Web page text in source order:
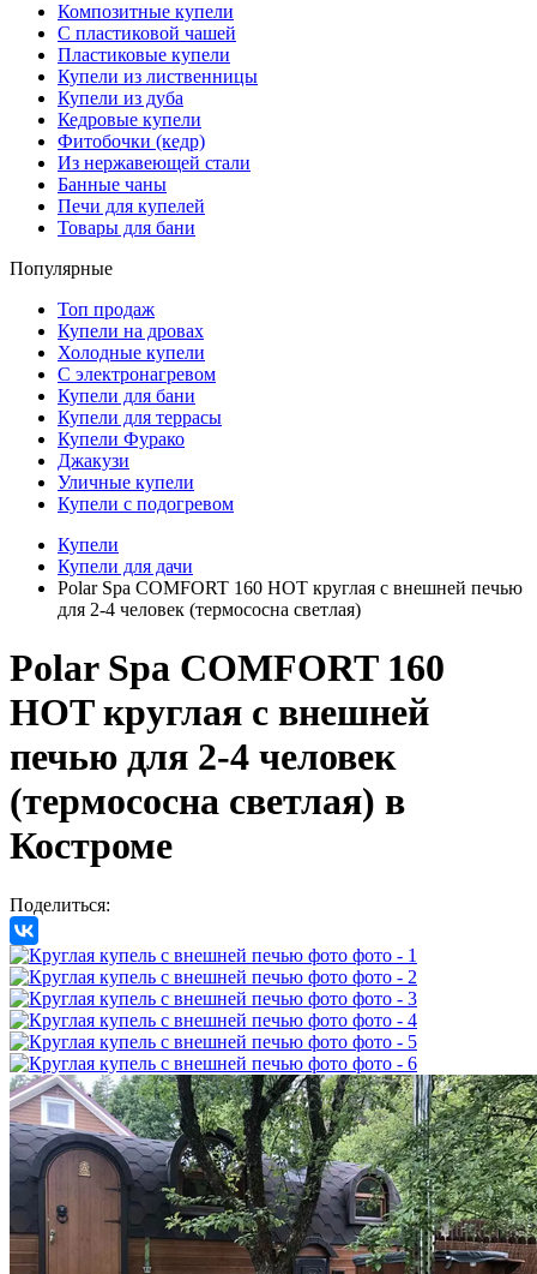
Композитные купели
С пластиковой чашей
Пластиковые купели
Купели из лиственницы
Купели из дуба
Кедровые купели
Фитобочки (кедр)
Из нержавеющей стали
Банные чаны
Печи для купелей
Товары для бани
Популярные
Топ продаж
Купели на дровах
Холодные купели
С электронагревом
Купели для бани
Купели для террасы
Купели Фурако
Джакузи
Уличные купели
Купели с подогревом
Купели
Купели для дачи
Polar Spa COMFORT 160 HOT круглая с внешней печью
для 2-4 человек (термососна светлая)
Polar Spa COMFORT 160
HOT круглая с внешней
печью для 2-4 человек
(термососна светлая) в
Костроме
Поделиться: